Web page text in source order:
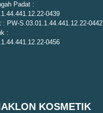
Padat :
0439
: PW-S.03.01.1.44.441.12.22-0442
:
0456
KOSMETIK